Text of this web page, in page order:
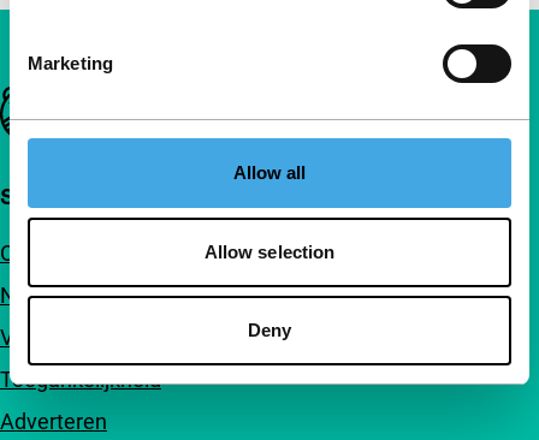
Marketing
Allow all
Allow selection
Deny
Belangrijke links
Snel naar
Over ons
Nieuwsbrieven
Veelgestelde vragen
Toegankelijkheid
Adverteren